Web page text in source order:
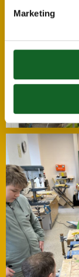
Marketing